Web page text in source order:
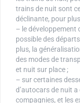
trains de nuit sont
déclinante, pour
– le développement
possible des
plus, la
des modes de
et nuit sur place ;
– sur certaines
d’autocars de nuit
compagnies, et les